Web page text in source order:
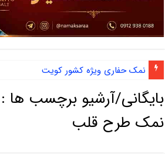
نمک حفاری ویژه کشور کویت
بایگانی/آرشیو برچسب ها :
نمک طرح قلب